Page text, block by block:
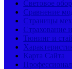
Световое
Сравнение
Страницы
Страхование
Тюнинг и
Карта Сайта